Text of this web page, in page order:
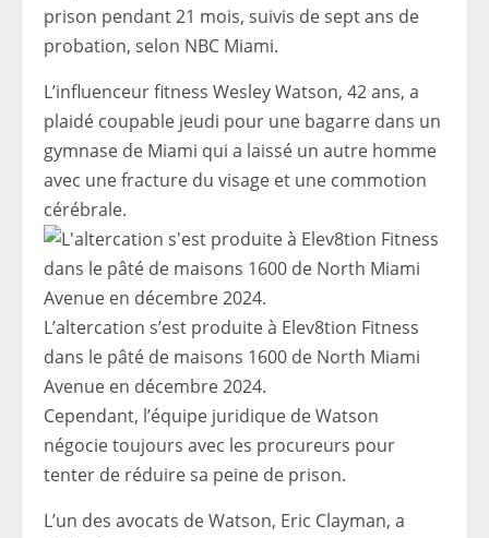
prison pendant 21 mois, suivis de sept ans de
probation, selon NBC Miami.
L’influenceur fitness Wesley Watson, 42 ans, a
plaidé coupable jeudi pour une bagarre dans un
gymnase de Miami qui a laissé un autre homme
avec une fracture du visage et une commotion
cérébrale.
L’altercation s’est produite à Elev8tion Fitness
dans le pâté de maisons 1600 de North Miami
Avenue en décembre 2024.
Cependant, l’équipe juridique de Watson
négocie toujours avec les procureurs pour
tenter de réduire sa peine de prison.
L’un des avocats de Watson, Eric Clayman, a